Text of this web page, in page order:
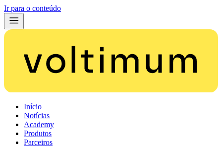
Ir para o conteúdo
Início
Notícias
Academy
Produtos
Parceiros